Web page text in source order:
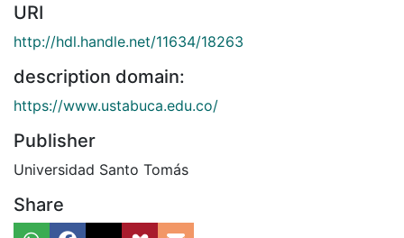
URI
http://hdl.handle.net/11634/18263
description domain:
https://www.ustabuca.edu.co/
Publisher
Universidad Santo Tomás
Share